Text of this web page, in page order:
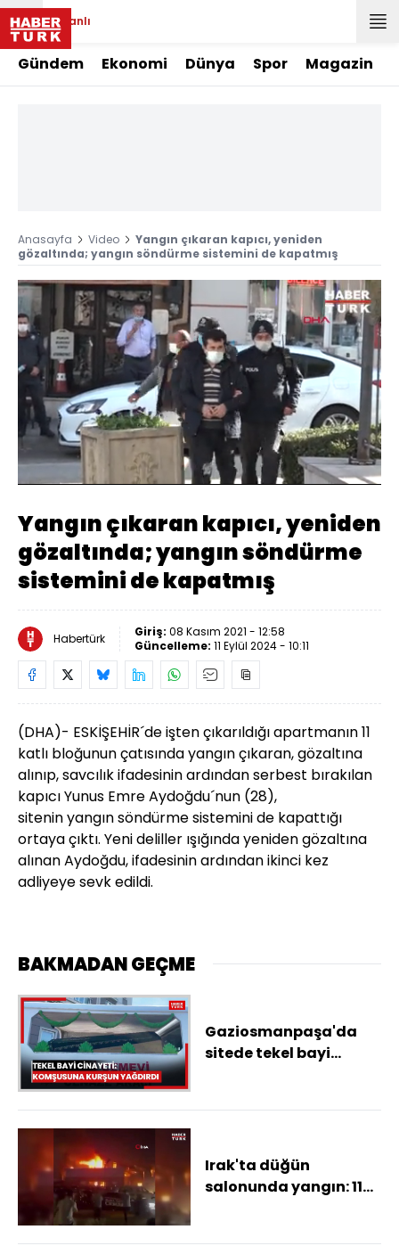
Canlı
Gündem Ekonomi Dünya Spor Magazin
Anasayfa Video
Yangın çıkaran kapıcı, yeniden
gözaltında; yangın söndürme sistemini de kapatmış
Sesi
Aç
Yüklendi:
19.00%
Oynatma
Hızı
Yangın çıkaran kapıcı, yeniden
gözaltında; yangın söndürme
sistemini de kapatmış
Habertürk Giriş: 08 Kasım 2021 - 12:58
Güncelleme: 11 Eylül 2024 - 10:11
(DHA)- ESKİŞEHİR´de işten çıkarıldığı apartmanın 11
katlı bloğunun çatısındayangınçıkaran, gözaltına
alınıp, savcılık ifadesinin ardından serbest bırakılan
kapıcı Yunus Emre Aydoğdu´nun (28),
siteninyangınsöndürme sistemini de kapattığı
ortaya çıktı. Yeni deliller ışığında yeniden gözaltına
alınan Aydoğdu, ifadesinin ardından ikinci kez
adliyeye sevk edildi.
BAKMADAN GEÇME
Gaziosmanpaşa'da
sitede tekel bayi
vurularak öldürüldü
Irak'ta düğün
salonunda yangın: 115